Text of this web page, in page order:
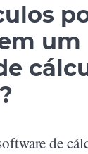
um
de